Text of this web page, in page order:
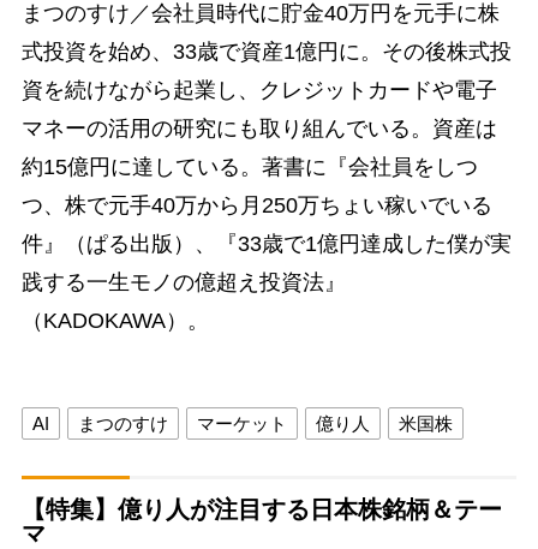
まつのすけ／会社員時代に貯金40万円を元手に株
式投資を始め、33歳で資産1億円に。その後株式投
資を続けながら起業し、クレジットカードや電子
マネーの活用の研究にも取り組んでいる。資産は
約15億円に達している。著書に『会社員をしつ
つ、株で元手40万から月250万ちょい稼いでいる
件』（ぱる出版）、『33歳で1億円達成した僕が実
践する一生モノの億超え投資法』
（KADOKAWA）。
AI まつのすけ マーケット 億り人 米国株
【特集】億り人が注目する日本株銘柄＆テー
マ